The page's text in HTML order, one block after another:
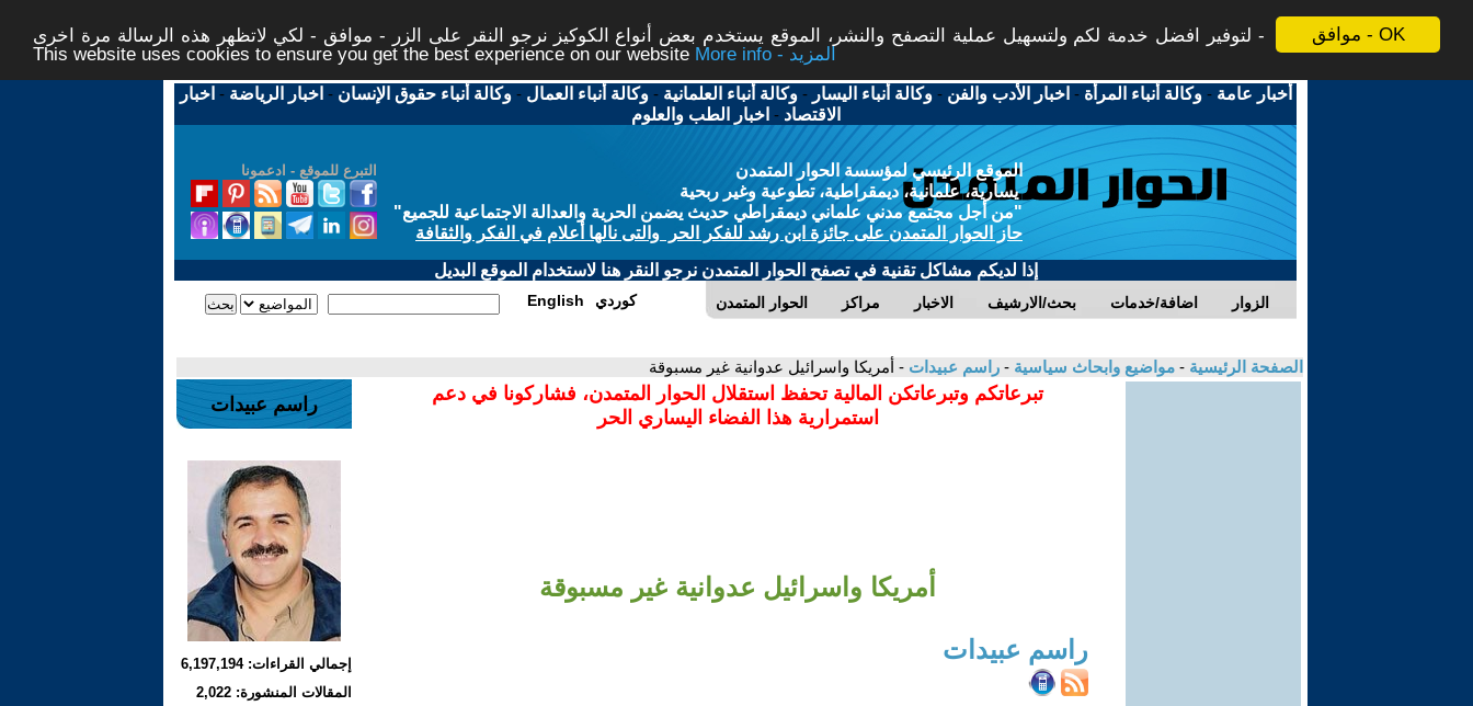
موافق - OK
لتوفير افضل خدمة لكم ولتسهيل عملية التصفح والنشر، الموقع يستخدم بعض أنواع الكوكيز نرجو النقر على الزر - موافق - لكي لاتظهر هذه الرسالة مرة اخرى -
This website uses cookies to ensure you get the best experience on our website
More info - المزيد
أخبار عامة -وكالة أنباء المرأة - اخبار الأدب والفن -وكالة أنباء اليسار -وكالة أنباء العلمانية -وكالة أنباء العمال -وكالة أنباء حقوق الإنسان - اخبار الرياضة - اخبار
الاقتصاد - اخبار الطب والعلوم
التبرع للموقع - ادعمونا
الموقع الرئيسي لمؤسسة الحوار المتمدن
يسارية، علمانية، ديمقراطية، تطوعية وغير ربحية
"من أجل مجتمع مدني علماني ديمقراطي حديث يضمن الحرية والعدالة الاجتماعية للجميع"
حاز الحوار المتمدن على جائزة ابن رشد للفكر الحر والتى نالها أعلام في الفكر والثقافة
إذا لديكم مشاكل تقنية في تصفح الحوار المتمدن نرجو النقر هنا لاستخدام الموقع البديل
الحوار المتمدن مراكز الاخبار بحث/الارشيف اضافة/خدمات الزوار English كوردي
الصفحة الرئيسية - مواضيع وابحاث سياسية - راسم عبيدات - أمريكا واسرائيل عدوانية غير مسبوقة
تبرعاتكم وتبرعاتكن المالية تحفظ استقلال الحوار المتمدن، فشاركونا في دعم
استمرارية هذا الفضاء اليساري الحر
أمريكا واسرائيل عدوانية غير مسبوقة
راسم عبيدات
راسم عبيدات
إجمالي القراءات: 6,197,194
المقالات المنشورة: 2,022